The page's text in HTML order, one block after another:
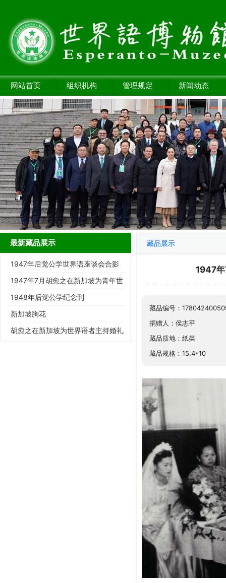
网站首页 组织机构 管理规定 新闻动态
最新藏品展示
1947年后觉公学世界语座谈会合影
卡片
1947年7月胡愈之在新加坡为青年世
界语者吕咪和梁丹凤主持婚礼
1948年后觉公学纪念刊
新加坡胸花
胡愈之在新加坡为世界语者主持婚礼
藏品展示
1947
藏品编号：
捐赠人：侯志平
藏品质地：纸类
藏品规格：15.4*10